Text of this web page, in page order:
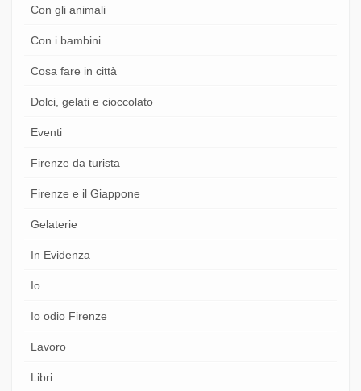
Con gli animali
Con i bambini
Cosa fare in città
Dolci, gelati e cioccolato
Eventi
Firenze da turista
Firenze e il Giappone
Gelaterie
In Evidenza
Io
Io odio Firenze
Lavoro
Libri